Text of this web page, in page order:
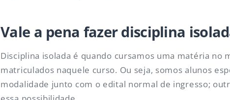
Vale a pena fazer disciplina
Disciplina isolada é quando cursamos uma matéria
matriculados naquele curso. Ou seja, somos alunos
modalidade junto com o edital normal de ingresso;